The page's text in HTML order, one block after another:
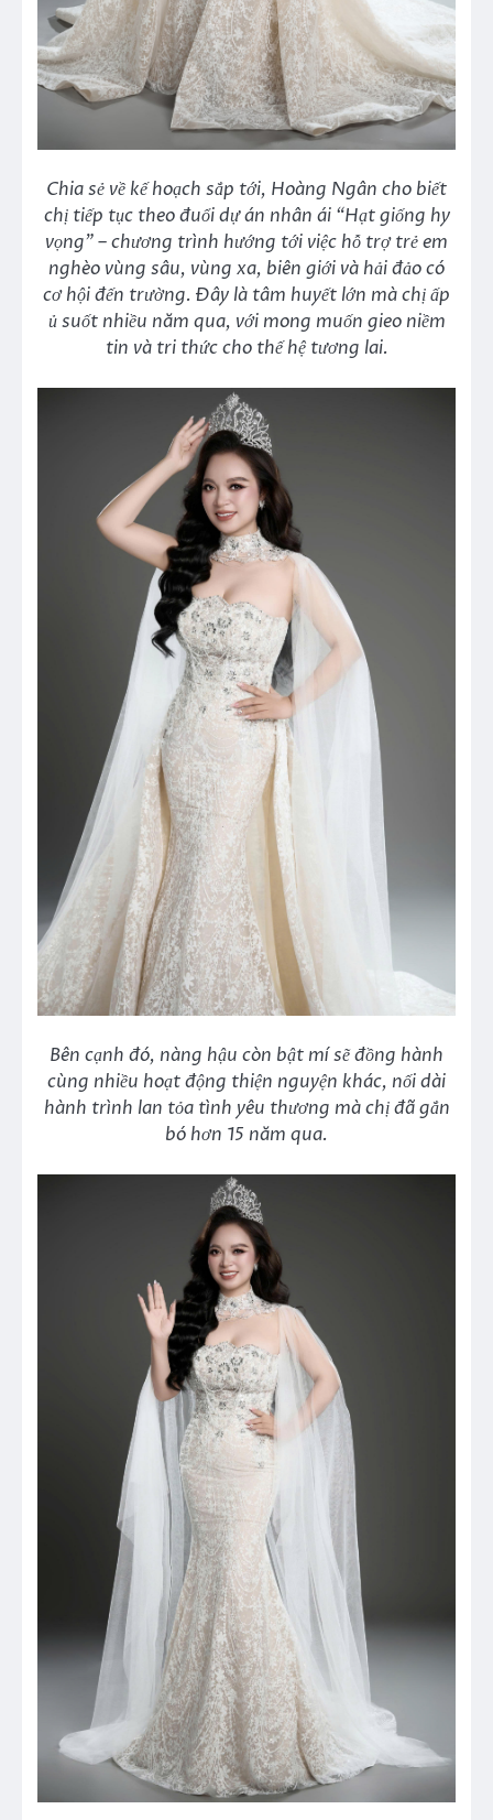
Chia sẻ về kế hoạch sắp tới, Hoàng Ngân cho biết
chị tiếp tục theo đuổi dự án nhân ái “Hạt giống hy
vọng” – chương trình hướng tới việc hỗ trợ trẻ em
nghèo vùng sâu, vùng xa, biên giới và hải đảo có
cơ hội đến trường. Đây là tâm huyết lớn mà chị ấp
ủ suốt nhiều năm qua, với mong muốn gieo niềm
tin và tri thức cho thế hệ tương lai.
Bên cạnh đó, nàng hậu còn bật mí sẽ đồng hành
cùng nhiều hoạt động thiện nguyện khác, nối dài
hành trình lan tỏa tình yêu thương mà chị đã gắn
bó hơn 15 năm qua.